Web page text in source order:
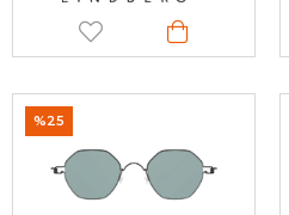
%25